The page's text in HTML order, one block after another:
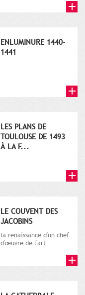
ENLUMINURE 1440-
1441
LES PLANS DE
TOULOUSE DE 1493
À LA F...
LE COUVENT DES
JACOBINS
la renaissance d'un chef
d'œuvre de l'art